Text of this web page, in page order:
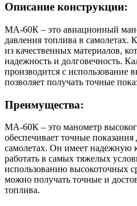
Описание конструкции:
МА-60К – это авиационный
давления топлива в самолетах.
из качественных материалов,
надежность и долговечность.
производится с использование
позволяет получать точные
Преимущества:
МА-60К – это манометр
обеспечивает точные
самолетах. Он имеет надежную
работать в самых тяжелых
использованию высокоточных
можно получать точные и
топлива.